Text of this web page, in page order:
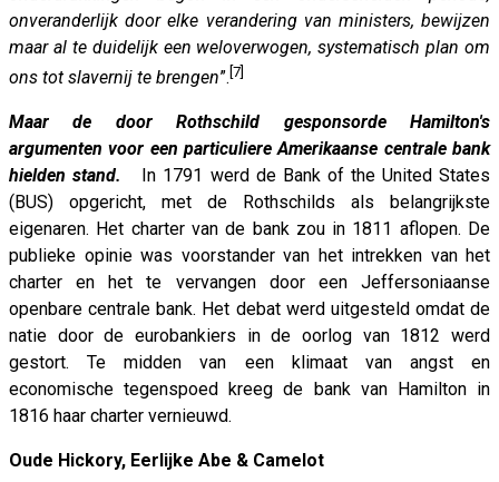
onveranderlijk door elke verandering van ministers, bewijzen
maar al te duidelijk een weloverwogen, systematisch plan om
ons tot slavernij te brengen”. [7]
Maar de door Rothschild gesponsorde Hamilton's
argumenten voor een particuliere Amerikaanse centrale bank
hielden stand.
In 1791 werd de Bank of the United States
(BUS) opgericht, met de Rothschilds als belangrijkste
eigenaren. Het charter van de bank zou in 1811 aflopen. De
publieke opinie was voorstander van het intrekken van het
charter en het te vervangen door een Jeffersoniaanse
openbare centrale bank. Het debat werd uitgesteld omdat de
natie door de eurobankiers in de oorlog van 1812 werd
gestort. Te midden van een klimaat van angst en
economische tegenspoed kreeg de bank van Hamilton in
1816 haar charter vernieuwd.
Oude Hickory, Eerlijke Abe & Camelot